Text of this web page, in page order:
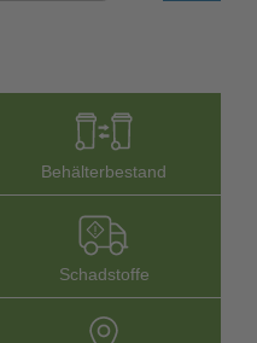
Behälterbestand
Schadstoffe